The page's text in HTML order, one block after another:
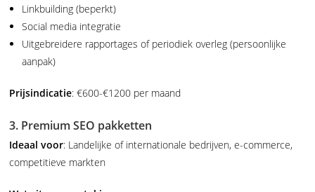
Linkbuilding (beperkt)
Social media integratie
Uitgebreidere rapportages of periodiek overleg (persoonlijke
aanpak)
Prijsindicatie: €600-€1200 per maand
3. Premium SEO pakketten
Ideaal voor: Landelijke of internationale bedrijven, e-commerce,
competitieve markten